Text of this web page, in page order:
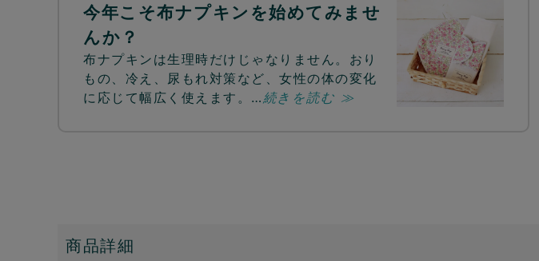
今年こそ布ナプキンを始めてみませ
んか？
布ナプキンは生理時だけじゃなりません。おり
もの、冷え、尿もれ対策など、女性の体の変化
に応じて幅広く使えます。… 続きを読む ≫
商品詳細